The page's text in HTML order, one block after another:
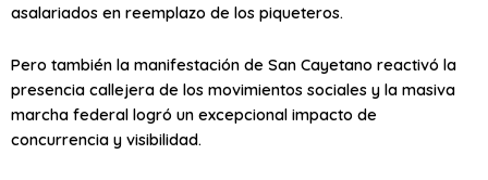
asalariados en reemplazo de los piqueteros.
Pero también la manifestación de San Cayetano reactivó la
presencia callejera de los movimientos sociales y la masiva
marcha federal logró un excepcional impacto de
concurrencia y visibilidad.